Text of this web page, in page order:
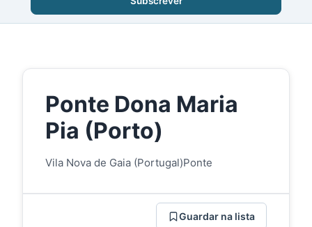
Ponte Dona Maria
Pia (Porto)
Vila Nova de Gaia (Portugal)Ponte
Guardar na lista